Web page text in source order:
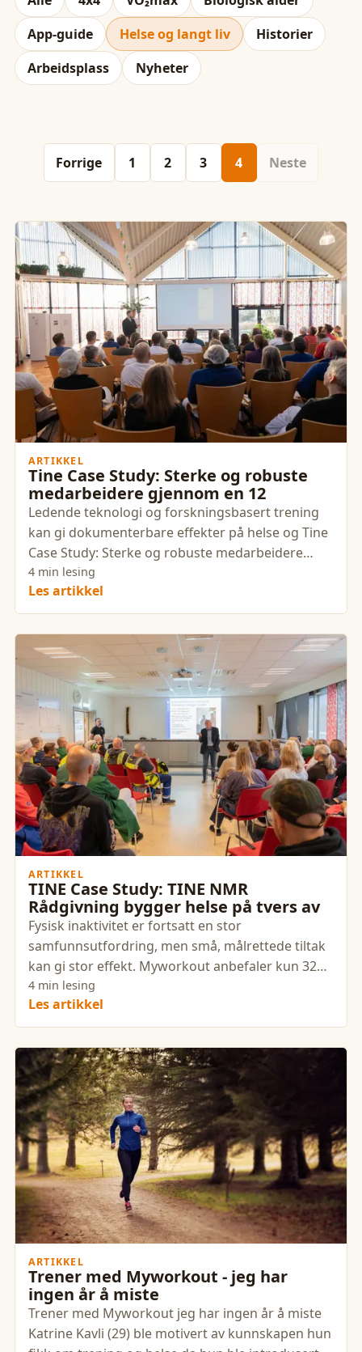
App-guide
Helse og langt liv
Historier
Arbeidsplass
Nyheter
Forrige 1 2 3 4 Neste
ARTIKKEL
Tine Case Study: Sterke og robuste
medarbeidere gjennom en 12
Ledende teknologi og forskningsbasert trening
kan gi dokumenterbare effekter på helse og Tine
Case Study: Sterke og robuste medarbeidere
gjennom en 12 ukers pilot.
4 min lesing
Les artikkel
ARTIKKEL
TINE Case Study: TINE NMR
Rådgivning bygger helse på tvers av
Fysisk inaktivitet er fortsatt en stor
samfunnsutfordring, men små, målrettede tiltak
kan gi stor effekt. Myworkout anbefaler kun 32
minutter høyintensiv trening
4 min lesing
Les artikkel
ARTIKKEL
Trener med Myworkout - jeg har
ingen år å miste
Trener med Myworkout jeg har ingen år å miste
Katrine Kavli (29) ble motivert av kunnskapen hun